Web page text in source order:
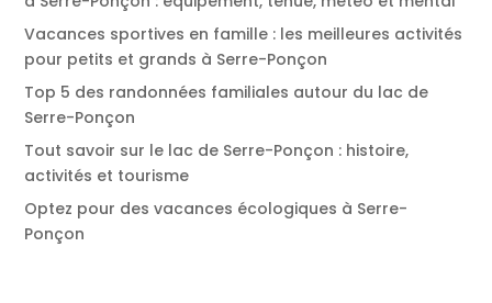
Vacances sportives en famille : les meilleures activités
pour petits et grands à Serre-Ponçon
Top 5 des randonnées familiales autour du lac de
Serre-Ponçon
Tout savoir sur le lac de Serre-Ponçon : histoire,
activités et tourisme
Optez pour des vacances écologiques à Serre-
Ponçon